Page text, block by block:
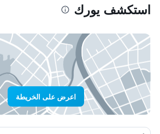
استكشف يورك
اعرض على الخريطة